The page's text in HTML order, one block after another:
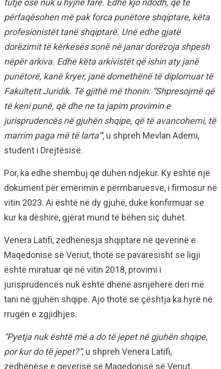
tutje ose nuk u hyjnë fare. Edhe kjo ndodh, që të
përfaqësohen më pak forca punëtore shqiptare, këta
profesionistët tanë shqiptarë. Unë edhe gjatë
dorëzimit të kërkesës sonë në janar dorëzoja shpesh
nëpër arkiva. Edhe këta arkivistët që ishin aty janë
punëtorë, kanë kryer, janë domethënë të diplomuar të
Fakultetit Juridik. Të gjithë më thonin: “Shpresojmë që
të keni punë, që dhe ne ta japim provimin e
jurisprudencës në gjuhën shqipe, që të avancohemi, të
marrim paga më të larta”’, u shpreh Mevlan Ademi,
student i Drejtësisë.
Por, ka edhe shembuj që duhen ndjekur. Ky është një
dokument për emërimin e përmbaruesve, i firmosur në
vitin 2023. Ai është në dy gjuhë, duke konfirmuar se
kur ka dëshirë, gjërat mund të bëhen siç duhet.
Venera Latifi, zëdhënësja shqiptare në qeverinë e
Maqedonisë së Veriut, thotë se pavarësisht se ligji
është miratuar që në vitin 2018, provimi i
jurisprudencës nuk është dhënë asnjëherë deri më
tani në gjuhën shqipe. Ajo thotë se çështja ka hyrë në
rrugën e zgjidhjes.
“Pyetja nuk është më a do të jepet në gjuhën shqipe,
por kur do të jepet?”, u shpreh Venera Latifi,
zëdhënëse e qeverisë së Maqedonisë së Veriut.